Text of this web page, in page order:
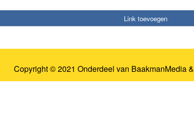
Link toevoegen
Copyright © 2021 Onderdeel van BaakmanMedia&